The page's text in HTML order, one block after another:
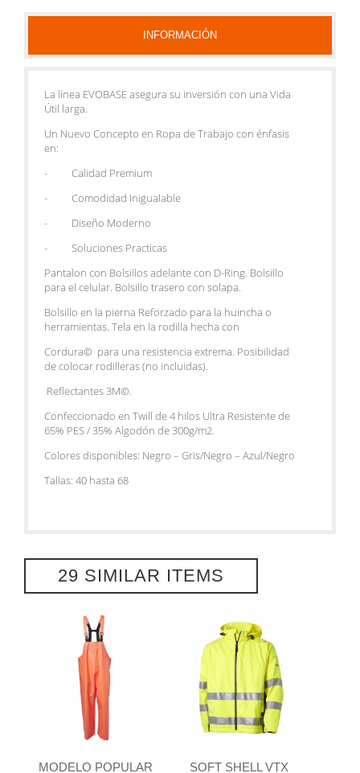
INFORMACIÓN
La línea EVOBASE asegura su inversión con una Vida
Útil larga.
Un Nuevo Concepto en Ropa de Trabajo con énfasis
en:
- Calidad Premium
- Comodidad Inigualable
- Diseño Moderno
- Soluciones Practicas
Pantalon con Bolsillos adelante con D-Ring. Bolsillo
para el celular. Bolsillo trasero con solapa.
Bolsillo en la pierna Reforzado para la huincha o
herramientas. Tela en la rodilla hecha con
Cordura© para una resistencia extrema. Posibilidad
de colocar rodilleras (no incluidas).
Reflectantes 3M©.
Confeccionado en Twill de 4 hilos Ultra Resistente de
65% PES / 35% Algodón de 300g/m2.
Colores disponibles: Negro – Gris/Negro – Azul/Negro
Tallas: 40 hasta 68
29 SIMILAR ITEMS
MODELO POPULAR SOFT SHELL VTX